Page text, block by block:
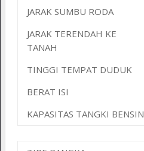
JARAK SUMBU RODA
JARAK TERENDAH KE
TANAH
TINGGI TEMPAT DUDUK
BERAT ISI
KAPASITAS TANGKI BENSIN